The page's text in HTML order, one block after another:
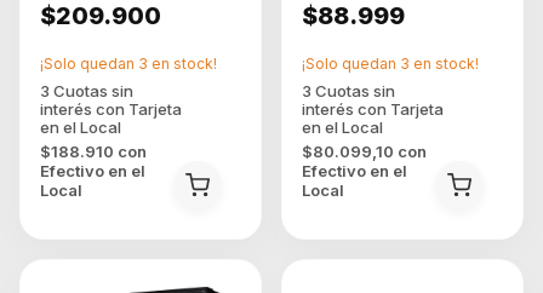
$209.900
$188.910 con
Efectivo en el
Local
¡Solo quedan 3 en stock!
$88.999
$80.099,10 con
Efectivo en el
Local
¡Solo quedan 3 en stock!